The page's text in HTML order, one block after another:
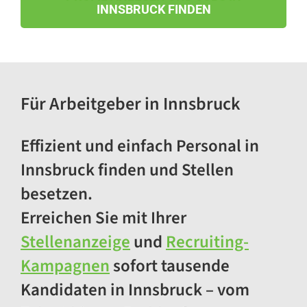
Innsbruck
Hall (20 Wst.)
Standortleiter*in (w/m/d) 6060 Hall i.
6060 Hall in Tirol
Teilzeit Zusteller*in (w/m/d) 6020
Innsbruck (20 Wst.)
6020 Innsbruck
INNSBRUCK FINDEN
Für Arbeitgeber in Innsbruck
Effizient und einfach Personal in
Innsbruck finden und Stellen
besetzen.
Erreichen Sie mit Ihrer
Stellenanzeigeund Recruiting-
Kampagnensofort tausende
Kandidaten in Innsbruck – vom